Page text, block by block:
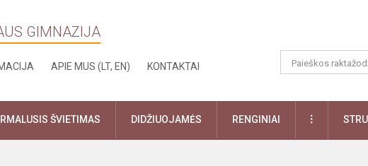
GIMNAZIJA
APIE MUS (LT, EN) KONTAKTAI
ŠVIETIMAS DIDŽIUOJAMĖS RENGINIAI DAUGIAU